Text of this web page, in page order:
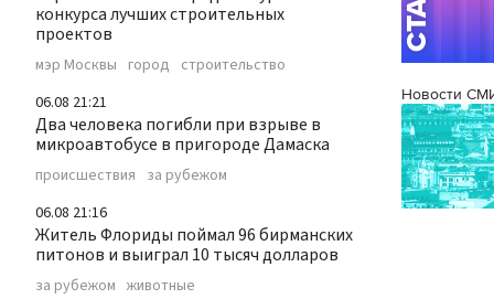
конкурса лучших строительных
проектов
мэр Москвы город строительство
06.08 21:21
Два человека погибли при взрыве в
микроавтобусе в пригороде Дамаска
происшествия за рубежом
06.08 21:16
Житель Флориды поймал 96 бирманских
питонов и выиграл 10 тысяч долларов
за рубежом животные
Новости